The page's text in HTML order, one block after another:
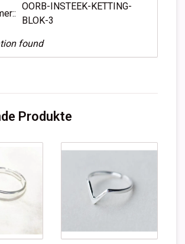
OORB-INSTEEK-KETTING-
BLOK-3
found
Produkte